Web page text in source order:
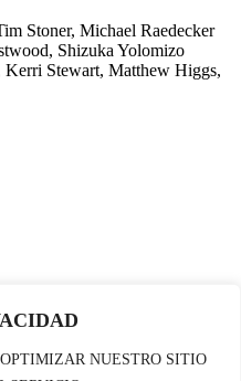
NUESTRO SITIO
Stoner, Michael Raedecker
Shizuka Yolomizo
Kerri Stewart, Matthew Higgs,